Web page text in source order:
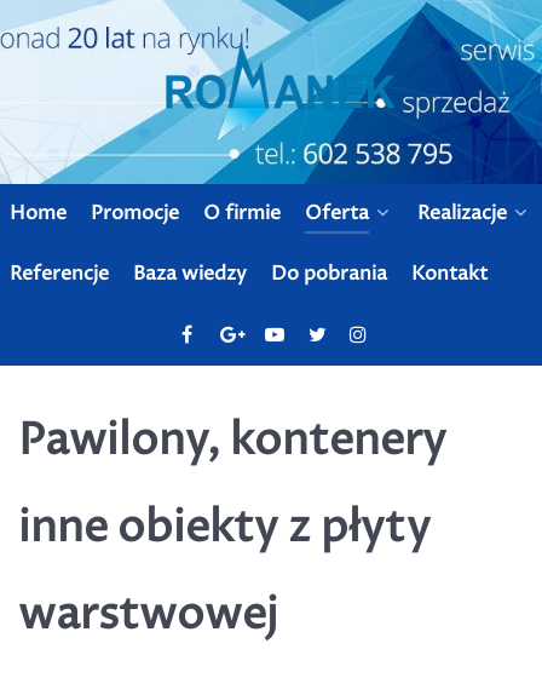
Home Promocje O firmie Oferta Realizacje
Referencje Baza wiedzy Do pobrania Kontakt
Pawilony, kontenery
inne obiekty z płyty
warstwowej